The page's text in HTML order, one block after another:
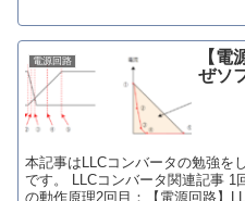
電源回路
【
ぜソ
本記事はLLCコンバータの勉強を
です。 LLCコンバータ関連記事 1
の動作原理2回目：【電源回路】